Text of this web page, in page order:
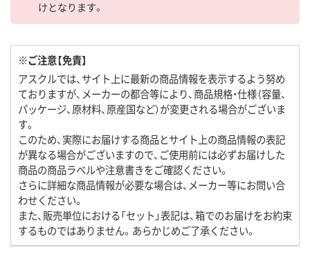
けとなります。
※ご注意【免責】
アスクルでは、サイト上に最新の商品情報を表示するよう努め
ておりますが、メーカーの都合等により、商品規格・仕様（容量、
パッケージ、原材料、原産国など）が変更される場合がございま
す。
このため、実際にお届けする商品とサイト上の商品情報の表記
が異なる場合がございますので、ご使用前には必ずお届けした
商品の商品ラベルや注意書きをご確認ください。
さらに詳細な商品情報が必要な場合は、メーカー等にお問い合
わせください。
また、販売単位における「セット」表記は、箱でのお届けをお約束
するものではありません。あらかじめご了承ください。